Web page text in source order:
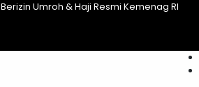
Berizin Umroh & Haji Resmi Kemenag RI